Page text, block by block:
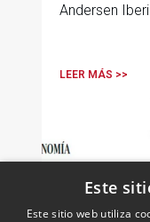
Andersen
entidades
gestionar
sus
LEER MÁS >>
Este
Este sitio web utiliza